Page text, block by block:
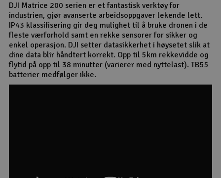
Gavekort
DJI Matrice 200 serien er et fantastisk verktøy for
industrien, gjør avanserte arbeidsoppgaver lekende lett.
IP43 klassifisering gir deg mulighet til å bruke dronen i de
fleste værforhold samt en rekke sensorer for sikker og
enkel operasjon. DJI setter datasikkerhet i høysetet slik at
dine data blir håndtert korrekt. Opp til 5km rekkevidde og
flytid på opp til 38 minutter (varierer med nyttelast). TB55
batterier medfølger ikke.